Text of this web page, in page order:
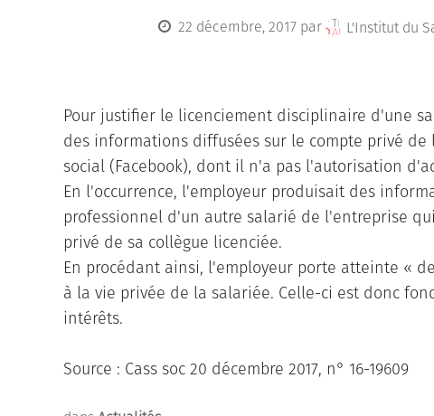
22 décembre, 2017 par L'Institut du
Pour justifier le licenciement disciplinaire d'une
des informations diffusées sur le compte privé de
social (Facebook), dont il n'a pas l'autorisation
En l'occurrence, l'employeur produisait des
professionnel d'un autre salarié de l'entreprise
privé de sa collègue licenciée.
En procédant ainsi, l'employeur porte atteinte «
à la vie privée de la salariée. Celle-ci est donc
intérêts.
Source : Cass soc 20 décembre 2017, n° 16-19609